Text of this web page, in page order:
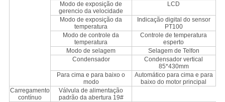
Modo de exposição de
gerencio da velocidade
LCD
Modo de exposição da
temperatura
Indicação digital do sensor
PT100
Modo de controle da
temperatura
Controle de temperatura
esperto
Modo de selagem
Selagem de Telfon
Condensador
Condensador vertical
85*430mm
Para cima e para baixo o
modo
Automático para cima e para
baixo do motor principal
Carregamento
contínuo
Válvula de alimentação
padrão da abertura 19#